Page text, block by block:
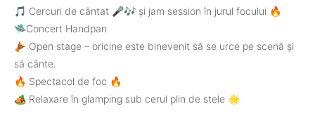
🎵 Cercuri de cântat 🎤🎶 și jam session în jurul focului 🔥
🛸Concert Handpan
🪘 Open stage – oricine este binevenit să se urce pe scenă și
să cânte.
🔥 Spectacol de foc 🔥
🏕️ Relaxare în glamping sub cerul plin de stele 🌟